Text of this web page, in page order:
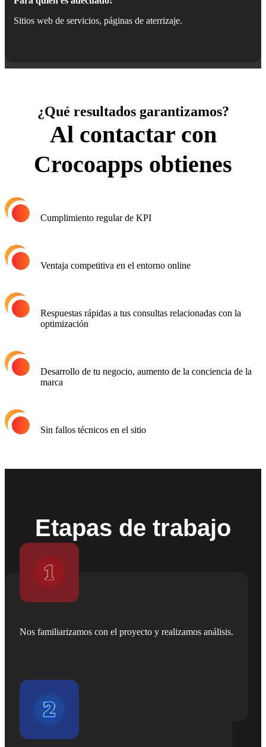
Sitios web de servicios, páginas de aterrizaje.
¿Qué resultados garantizamos?
Al contactar con
Crocoapps obtienes
Cumplimiento regular de KPI
Ventaja competitiva en el entorno online
Respuestas rápidas a tus consultas relacionadas con la
optimización
Desarrollo de tu negocio, aumento de la conciencia de la
marca
Sin fallos técnicos en el sitio
Etapas de trabajo
Nos familiarizamos con el proyecto y realizamos análisis.